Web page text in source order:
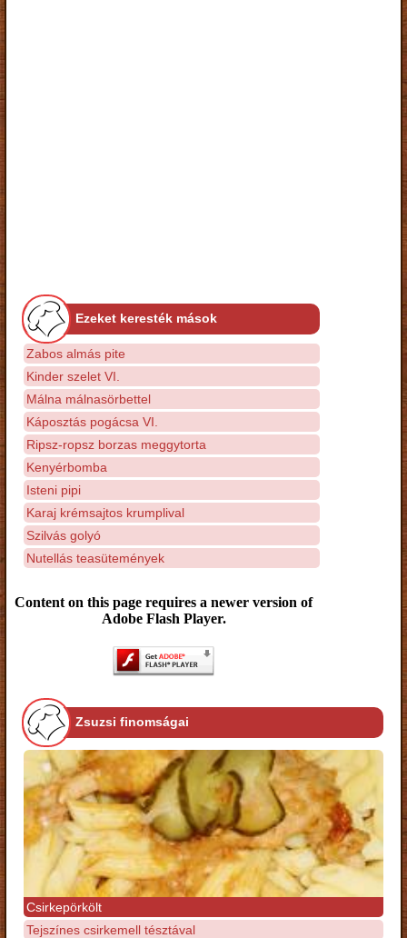
Ezeket keresték mások
Zabos almás pite
Kinder szelet VI.
Málna málnasörbettel
Káposztás pogácsa VI.
Ripsz-ropsz borzas meggytorta
Kenyérbomba
Isteni pipi
Karaj krémsajtos krumplival
Szilvás golyó
Nutellás teasütemények
Content on this page requires a newer version of
Adobe Flash Player.
Zsuzsi finomságai
Csirkepörkölt
Tejszínes csirkemell tésztával